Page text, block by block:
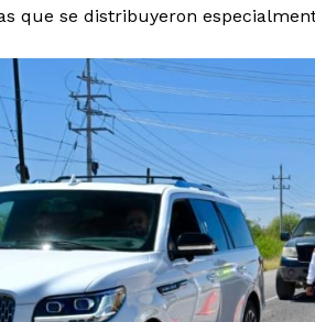
que se distribuyeron